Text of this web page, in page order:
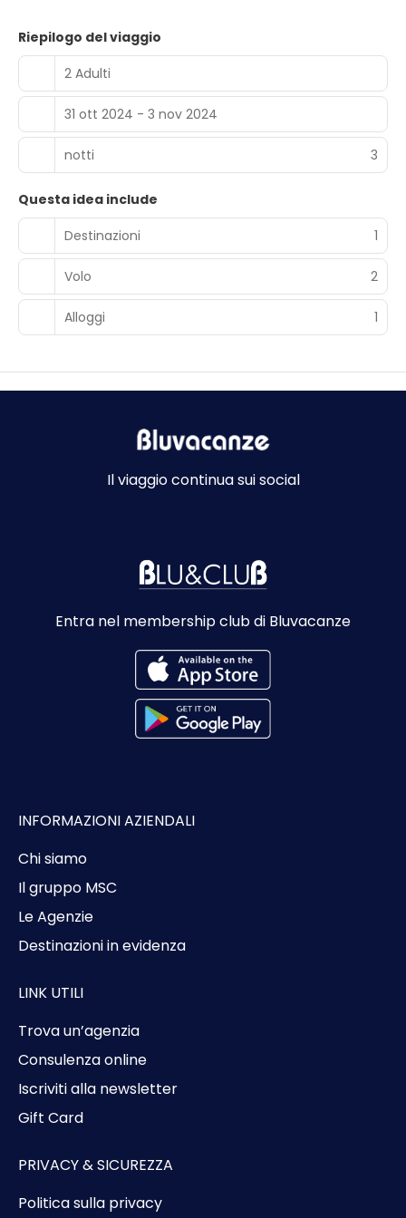
Riepilogo del viaggio
2 Adulti
31 ott 2024 - 3 nov 2024
notti 3
Questa idea include
Destinazioni
1
Volo 2
Alloggi 1
Il viaggio continua sui social
Entra nel membership club di Bluvacanze
INFORMAZIONI AZIENDALI
Chi siamo
Il gruppo MSC
Le Agenzie
Destinazioni in evidenza
LINK UTILI
Trova un’agenzia
Consulenza online
Iscriviti alla newsletter
Gift Card
PRIVACY & SICUREZZA
Politica sulla privacy